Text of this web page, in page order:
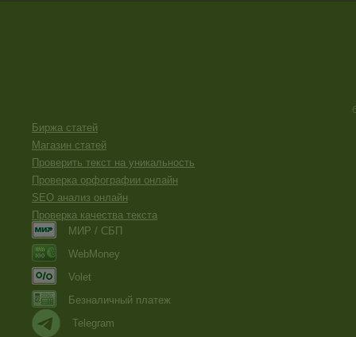
Биржа статей
Магазин статей
Проверить текст на уникальность
Проверка орфографии онлайн
SEO анализ онлайн
Проверка качества текста
МИР / СБП
WebMoney
Volet
Безналичный платеж
Telegram